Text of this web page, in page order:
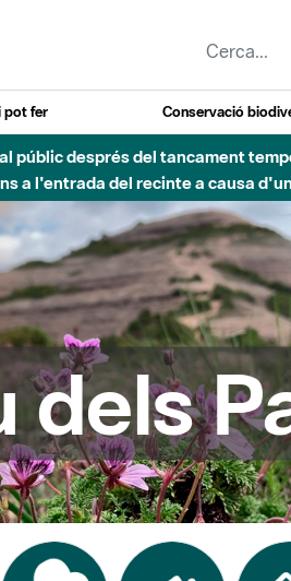
pot fer Conservació
del Parc Fluvial del Besòs
al Parc.